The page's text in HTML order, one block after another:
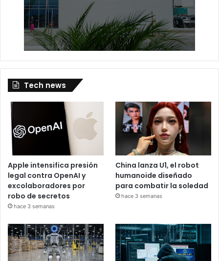
Tech news
Apple intensifica presión
legal contra OpenAI y
excolaboradores por
robo de secretos
hace 3 semanas
China lanza U1, el robot
humanoide diseñado
para combatir la soledad
hace 3 semanas